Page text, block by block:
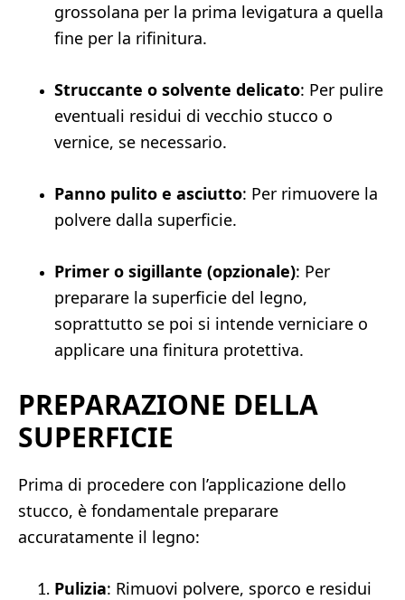
grossolana per la prima levigatura a quella
fine per la rifinitura.
Struccante o solvente delicato: Per pulire
eventuali residui di vecchio stucco o
vernice, se necessario.
Panno pulito e asciutto: Per rimuovere la
polvere dalla superficie.
Primer o sigillante (opzionale): Per
preparare la superficie del legno,
soprattutto se poi si intende verniciare o
applicare una finitura protettiva.
PREPARAZIONE DELLA
SUPERFICIE
Prima di procedere con l’applicazione dello
stucco, è fondamentale preparare
accuratamente il legno:
Pulizia: Rimuovi polvere, sporco e residui